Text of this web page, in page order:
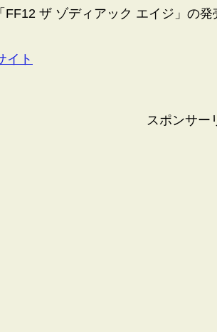
ザ ゾディアック エイジ」の発
イト
スポンサー